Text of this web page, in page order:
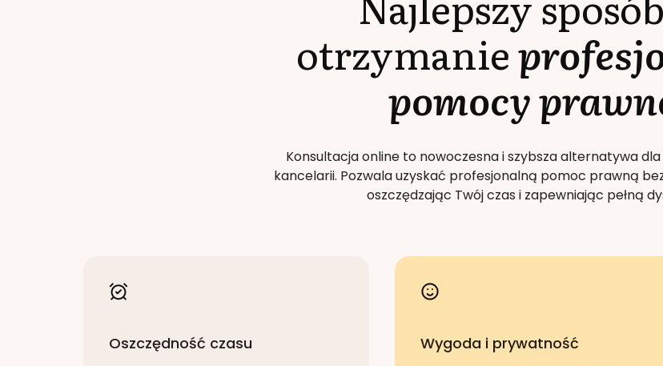
otrzymanie
pomocy
Konsultacja online to nowoczesna i szybsza alternatywa
kancelarii. Pozwala uzyskać profesjonalną pomoc prawną
oszczędzając Twój czas i zapewniając pełną
Oszczędność czasu Wygoda i prywatność